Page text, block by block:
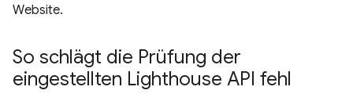
Website.
So schlägt die Prüfung der
eingestellten Lighthouse API fehl